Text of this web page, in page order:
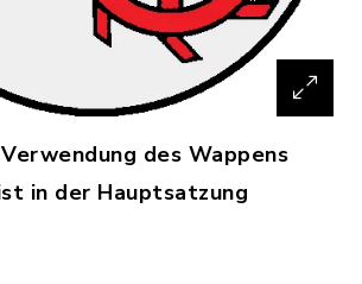
des Wappens
in der Hauptsatzung